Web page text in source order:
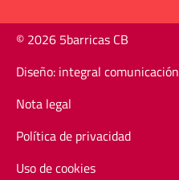
© 2026 5barricas CB
Diseño: integral comunicación
Nota legal
Política de privacidad
Uso de cookies